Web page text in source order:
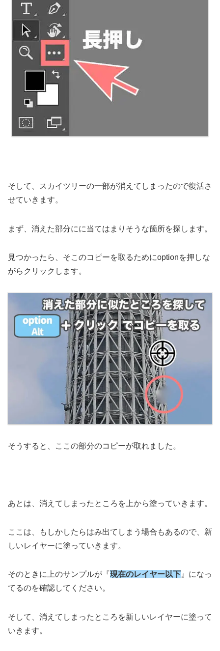
そして、スカイツリーの一部が消えてしまったので復活さ
せていきます。
まず、消えた部分にに当てはまりそうな箇所を探します。
見つかったら、そこのコピーを取るためにoptionを押しな
がらクリックします。
そうすると、ここの部分のコピーが取れました。
あとは、消えてしまったところを上から塗っていきます。
ここは、もしかしたらはみ出てしまう場合もあるので、新
しいレイヤーに塗っていきます。
そのときに上のサンプルが『現在のレイヤー以下』になっ
てるのを確認してください。
そして、消えてしまったところを新しいレイヤーに塗って
いきます。